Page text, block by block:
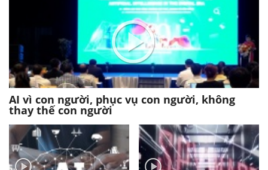
AI vì con người, phục vụ con người, không
thay thế con người